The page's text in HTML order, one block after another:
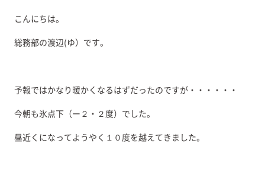
こんにちは。
総務部の渡辺(ゆ）です。
予報ではかなり暖かくなるはずだったのですが・・・・・・
今朝も氷点下（ー２・２度）でした。
昼近くになってようやく１０度を越えてきました。